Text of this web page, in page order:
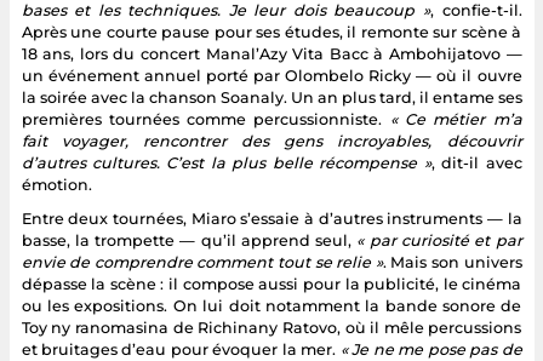
bases et les techniques. Je leur dois beaucoup », confie-t-il.
Après une courte pause pour ses études, il remonte sur scène à
18 ans, lors du concert Manal’Azy Vita Bacc à Ambohijatovo —
un événement annuel porté par Olombelo Ricky — où il ouvre
la soirée avec la chanson Soanaly. Un an plus tard, il entame ses
premières tournées comme percussionniste. « Ce métier m’a
fait voyager, rencontrer des gens incroyables, découvrir
d’autres cultures. C’est la plus belle récompense », dit-il avec
émotion.
Entre deux tournées, Miaro s’essaie à d’autres instruments — la
basse, la trompette — qu’il apprend seul, « par curiosité et par
envie de comprendre comment tout se relie ». Mais son univers
dépasse la scène : il compose aussi pour la publicité, le cinéma
ou les expositions. On lui doit notamment la bande sonore de
Toy ny ranomasina de Richinany Ratovo, où il mêle percussions
et bruitages d’eau pour évoquer la mer. « Je ne me pose pas de